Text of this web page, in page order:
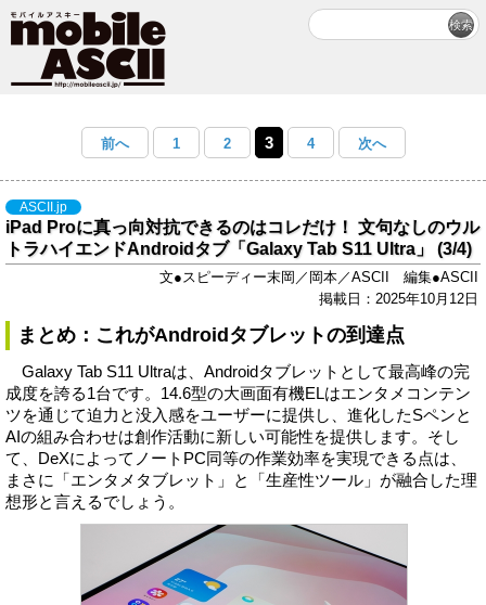
前へ 1 2 3 4 次へ
ASCII.jp
iPad Proに真っ向対抗できるのはコレだけ！ 文句なしのウル
トラハイエンドAndroidタブ「Galaxy Tab S11 Ultra」 (3/4)
文●スピーディー末岡／岡本／ASCII 編集●ASCII
掲載日：2025年10月12日
まとめ：これがAndroidタブレットの到達点
Galaxy Tab S11 Ultraは、Androidタブレットとして最高峰の完
成度を誇る1台です。14.6型の大画面有機ELはエンタメコンテン
ツを通じて迫力と没入感をユーザーに提供し、進化したSペンと
AIの組み合わせは創作活動に新しい可能性を提供します。そし
て、DeXによってノートPC同等の作業効率を実現できる点は、
まさに「エンタメタブレット」と「生産性ツール」が融合した理
想形と言えるでしょう。